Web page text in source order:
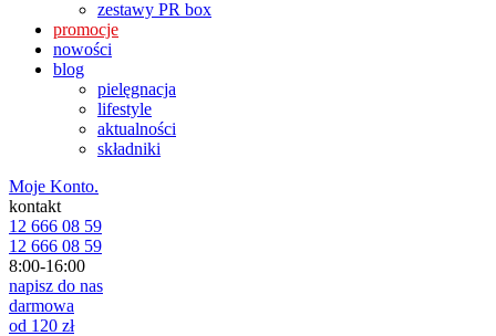
zestawy PR box
promocje
nowości
blog
pielęgnacja
lifestyle
aktualności
składniki
Moje Konto.
kontakt
12 666 08 59
12 666 08 59
8:00-16:00
napisz do nas
darmowa
od 120 zł